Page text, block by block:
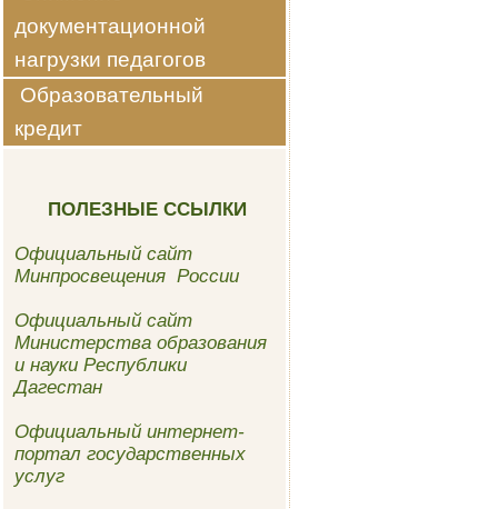
документационной
нагрузки педагогов
Образовательный
кредит
ПОЛЕЗНЫЕ ССЫЛКИ
Официальный сайт
Минпросвещения России
Официальный сайт
Министерства образования
и науки Республики
Дагестан
Официальный интернет-
портал государственных
услуг